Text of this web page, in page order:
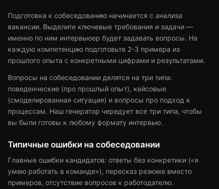
Подготовка к собеседованию начинается с анализа
вакансии. Выделите ключевые требования и задачи —
именно по ним интервьюер будет задавать вопросы. На
каждую компетенцию подготовьте 2-3 примера из
прошлого опыта с конкретными цифрами и результатами.
Вопросы на собеседовании делятся на три типа:
поведенческие (про прошлый опыт), кейсовые
(смоделированная ситуация) и вопросы про подход к
процессам. Наш генератор чередует все три типа, чтобы
вы были готовы к любому формату интервью.
Типичные ошибки на собеседовании
Главные ошибки кандидатов: ответы без конкретики («я
умею работать в команде»), пересказ резюме вместо
примеров, отсутствие вопросов к работодателю.